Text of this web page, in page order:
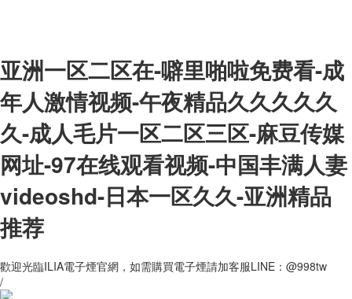
亚洲一区二区在-噼里啪啦免费看-成
年人激情视频-午夜精品久久久久久
久-成人毛片一区二区三区-麻豆传媒
网址-97在线观看视频-中国丰满人妻
videoshd-日本一区久久-亚洲精品
推荐
歡迎光臨ILIA電子煙官網，如需購買電子煙請加客服LINE：@998tw
/